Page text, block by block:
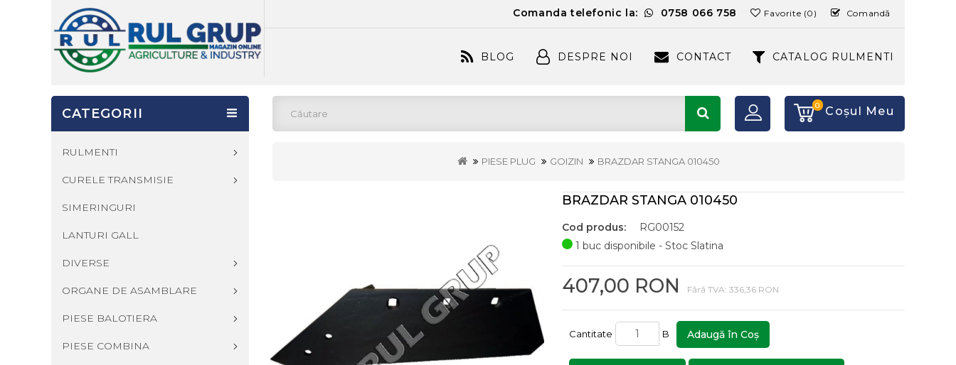
Comanda telefonic la: 0758 066 758 Favorite (0) Comandă
BLOG DESPRE NOI CONTACT CATALOG RULMENTI
0 Coşul Meu
PIESE PLUG GOIZIN BRAZDAR STANGA 010450
CATEGORII
RULMENTI
CURELE TRANSMISIE
SIMERINGURI
LANTURI GALL
DIVERSE
ORGANE DE ASAMBLARE
PIESE BALOTIERA
PIESE COMBINA
BRAZDAR STANGA 010450
Cod produs:
RG00152
1 buc disponibile - Stoc Slatina
407,00 RON Fără TVA: 336,36 RON
Cantitate B Adaugă în Coş